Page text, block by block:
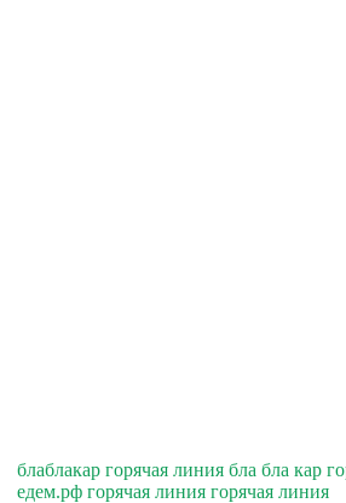
блаблакар горячая линия бла бла кар
едем.рф горячая линия горячая линия